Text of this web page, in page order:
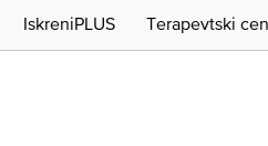
IskreniPLUS Terapevtski